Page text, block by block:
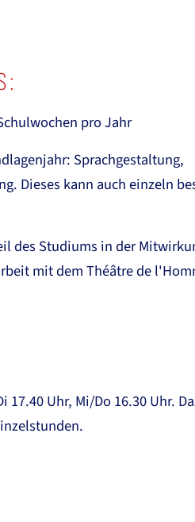
pro Jahr
Sprachgestaltung,
Dieses kann auch einzeln
des Studiums in der
mit dem Théâtre de
17.40 Uhr, Mi/Do 16.30 Uhr.